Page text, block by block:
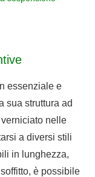
essenziale e
sua struttura ad
nelle
a diversi stili
in lunghezza,
è possibile